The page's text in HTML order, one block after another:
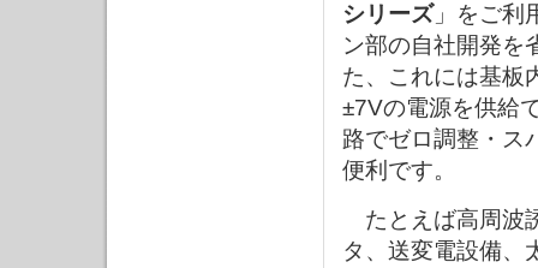
シリーズ」をご利
ン部の自社開発を
た、これには基板
±7Vの電源を供給
路でゼロ調整・ス
便利です。
たとえば高周波
タ、送変電設備、